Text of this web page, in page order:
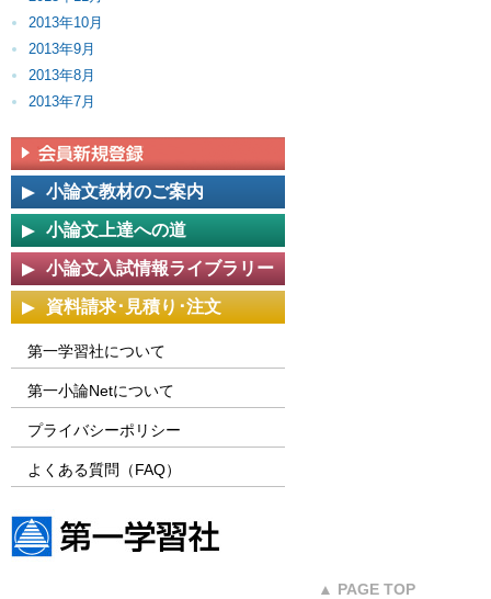
2013年10月
2013年9月
2013年8月
2013年7月
小論文教材のご案内
小論文上達への道
小論文入試情報ライブラリー
資料請求･見積り･注文
第一学習社について
第一小論Netについて
プライバシーポリシー
よくある質問（FAQ）
▲ PAGE TOP